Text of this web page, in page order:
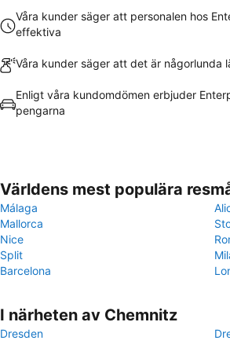
Våra kunder säger att personalen hos
effektiva
Våra kunder säger att det är någorlunda
Enligt våra kundomdömen erbjuder
pengarna
Världens mest populära
Málaga
Mallorca
Nice
Split
Barcelona
I närheten av Chemnitz
Dresden